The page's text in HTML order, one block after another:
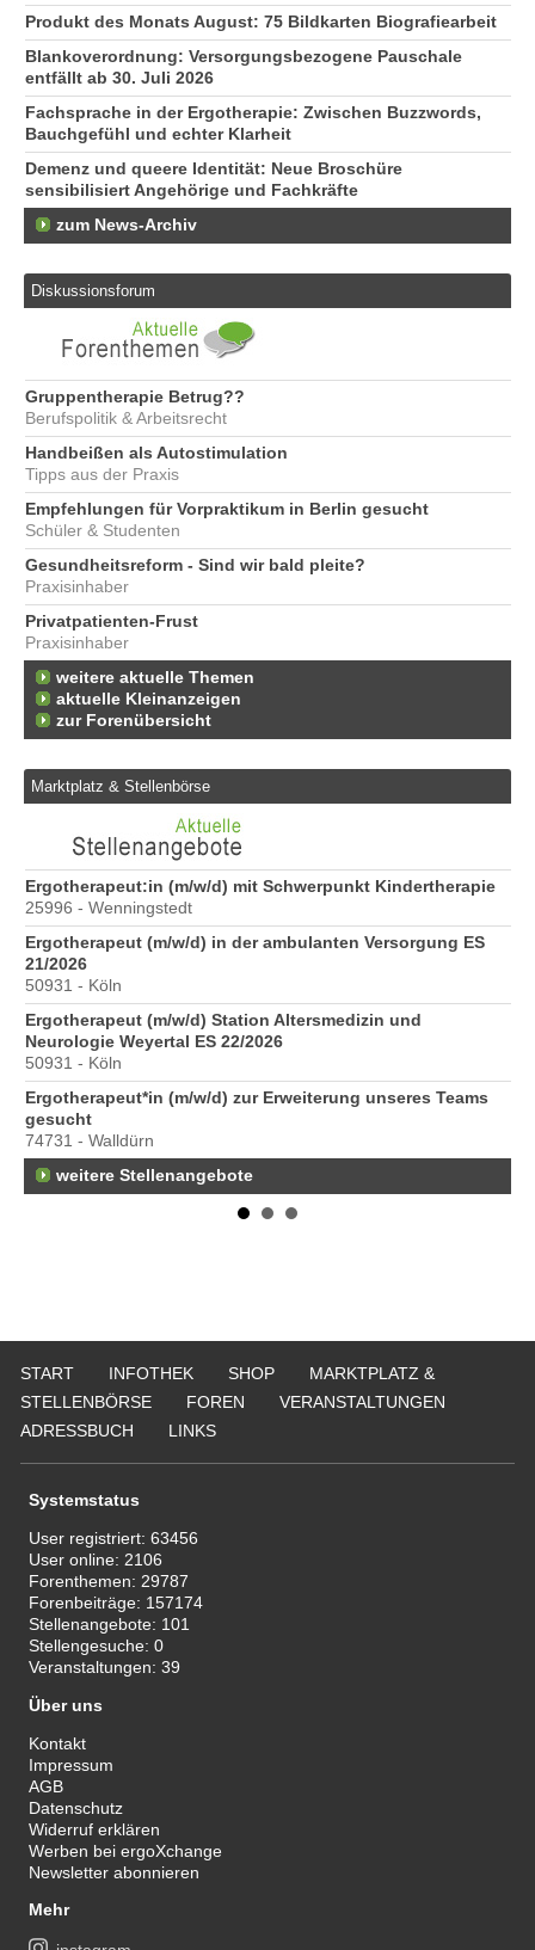
Produkt des Monats August: 75 Bildkarten Biografiearbeit
Blankoverordnung: Versorgungsbezogene Pauschale
entfällt ab 30. Juli 2026
Fachsprache in der Ergotherapie: Zwischen Buzzwords,
Bauchgefühl und echter Klarheit
Demenz und queere Identität: Neue Broschüre
sensibilisiert Angehörige und Fachkräfte
zum News-Archiv
Diskussionsforum
Gruppentherapie Betrug??
Berufspolitik & Arbeitsrecht
Handbeißen als Autostimulation
Tipps aus der Praxis
Empfehlungen für Vorpraktikum in Berlin gesucht
Schüler & Studenten
Gesundheitsreform - Sind wir bald pleite?
Praxisinhaber
Privatpatienten-Frust
Praxisinhaber
weitere aktuelle Themen
aktuelle Kleinanzeigen
zur Forenübersicht
Marktplatz & Stellenbörse
Ergotherapeut:in (m/w/d) mit Schwerpunkt Kindertherapie
25996 - Wenningstedt
Ergotherapeut (m/w/d) in der ambulanten Versorgung ES
21/2026
50931 - Köln
Ergotherapeut (m/w/d) Station Altersmedizin und
Neurologie Weyertal ES 22/2026
50931 - Köln
Ergotherapeut*in (m/w/d) zur Erweiterung unseres Teams
gesucht
74731 - Walldürn
weitere Stellenangebote
START INFOTHEK SHOP
MARKTPLATZ &
STELLENBÖRSE
FOREN
VERANSTALTUNGEN
ADRESSBUCH
LINKS
Systemstatus
User registriert:63456
User online: 2106
Forenthemen: 29787
Forenbeiträge: 157174
Stellenangebote: 101
Stellengesuche:0
Veranstaltungen:39
Über uns
Kontakt
Impressum
AGB
Datenschutz
Widerruf erklären
Werben bei ergoXchange
Newsletter abonnieren
Mehr